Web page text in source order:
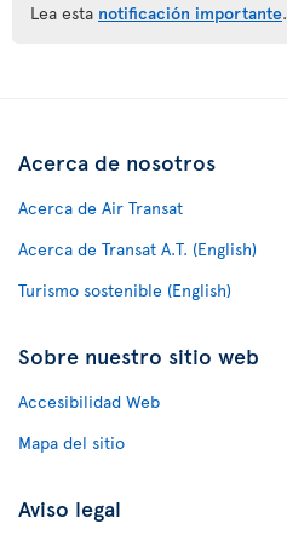
Lea esta notificación importante.
Acerca de nosotros
Acerca de Air Transat
Acerca de Transat A.T. (English)
Turismo sostenible (English)
Sobre nuestro sitio web
Accesibilidad Web
Mapa del sitio
Aviso legal